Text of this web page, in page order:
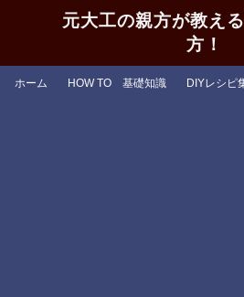
元大工の親方が教え
方！
ホーム HOW TO 基礎知識 DIYレシピ